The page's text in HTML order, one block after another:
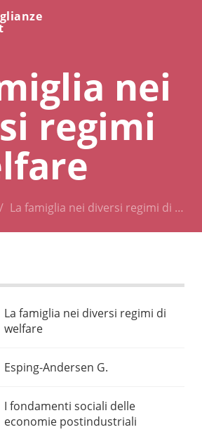
nei
regimi
La famiglia nei diversi regimi di …
La famiglia nei diversi regimi di
welfare
Esping-Andersen G.
I fondamenti sociali delle
economie postindustriali